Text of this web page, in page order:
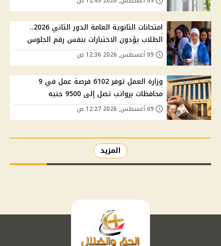
امتحانات الثانوية العامة الدور الثاني 2026..
الطلاب يؤدون الاختبارات بنفس رقم الجلوس
وزارة العمل توفر 6102 فرصة عمل في 9
محافظات برواتب تصل إلى 9500 جنيه
المزيد